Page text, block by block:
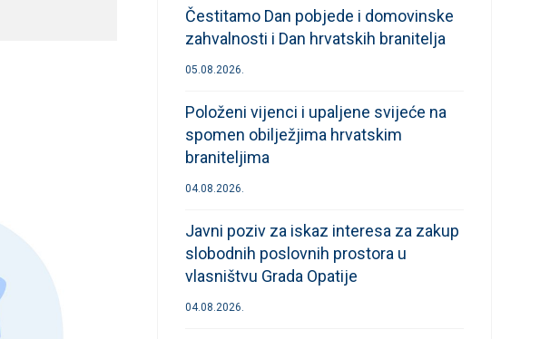
Čestitamo Dan pobjede i domovinske
zahvalnosti i Dan hrvatskih branitelja
05.08.2026.
Položeni vijenci i upaljene svijeće na
spomen obilježjima hrvatskim
braniteljima
04.08.2026.
Javni poziv za iskaz interesa za zakup
slobodnih poslovnih prostora u
vlasništvu Grada Opatije
04.08.2026.